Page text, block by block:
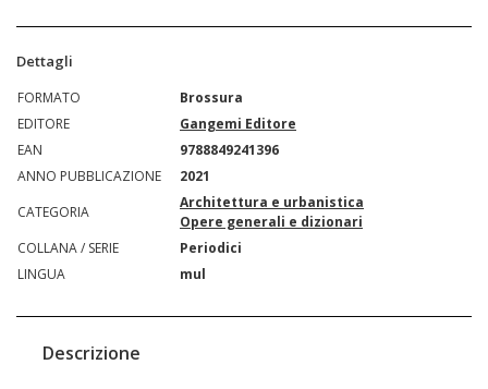
Dettagli
FORMATO
Brossura
EDITORE
Gangemi Editore
EAN
9788849241396
ANNO PUBBLICAZIONE
2021
CATEGORIA
Architettura e urbanistica
Opere generali e dizionari
COLLANA / SERIE
Periodici
LINGUA
mul
Descrizione